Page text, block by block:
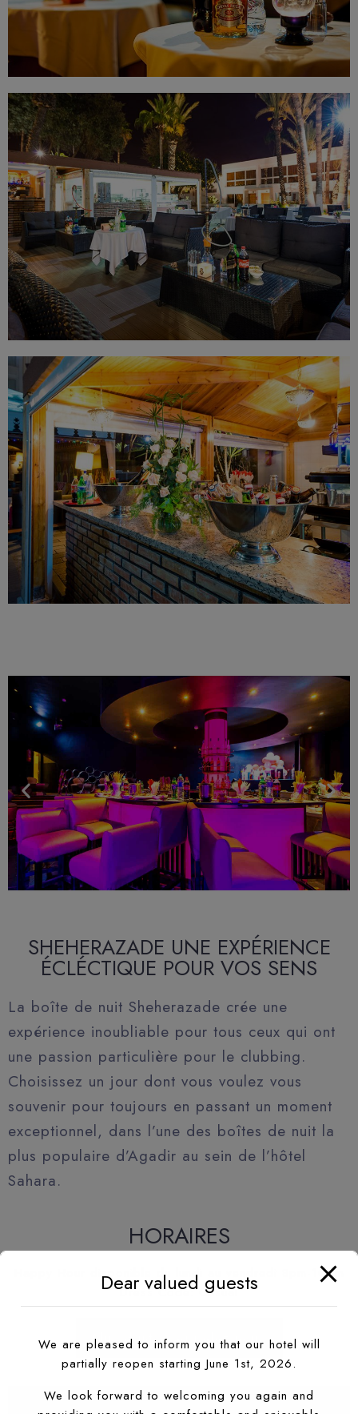
SHEHERAZADE UNE EXPÉRIENCE
ÉCLÉCTIQUE POUR VOS SENS
La boîte de nuit Sheherazade crée une
expérience inoubliable pour tous ceux qui ont
une passion particulière pour le clubbing.
Choisissez un jour dont vous voulez vous
souvenir pour toujours en passant un moment
exceptionnel, dans l’une des boîtes de nuit la
plus populaire d’Agadir au sein de l’hôtel
Sahara.
HORAIRES
Happy Hour disponible du lundi au vendredi 8pm-10pm
Dress Code: Casual
Plus d’infos Appelez-nous
Dear valued guests
We are pleased to inform you that our hotel will
partially reopen starting June 1st, 2026.
We look forward to welcoming you again and